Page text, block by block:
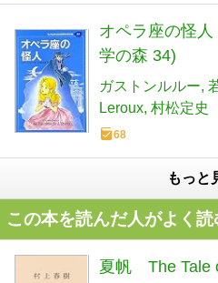
オペラ座の怪
学の森 34)
ガストンルルー
Leroux 村松定史
68
もっと
この本を読んだ人がよく読
夏帆 The Tale